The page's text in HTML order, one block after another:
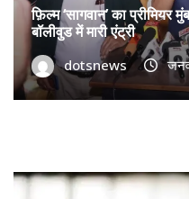
फ़िल्म ‘सागवान’ का
बॉलीवुड में मारी एंट्री
dotsnews